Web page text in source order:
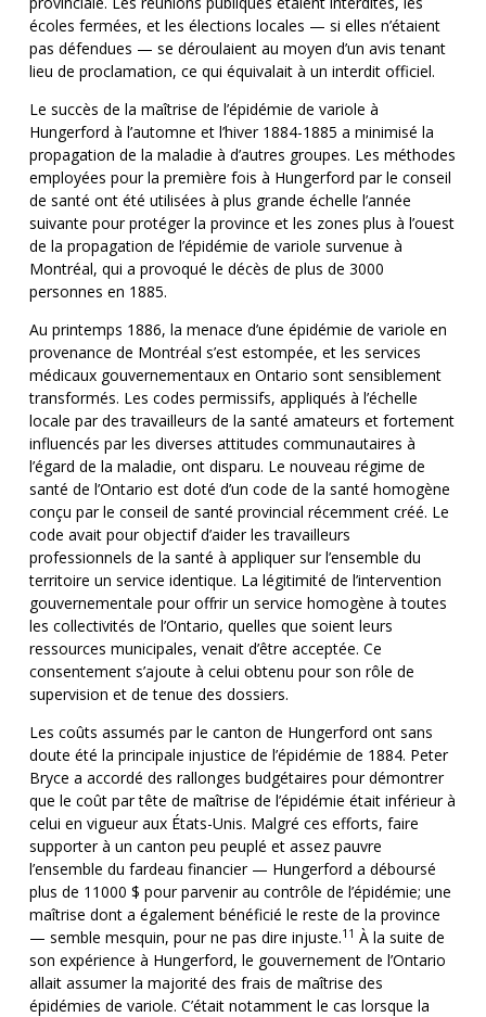
écoles fermées, et les élections locales — si elles n’étaient
pas défendues — se déroulaient au moyen d’un avis tenant
lieu de proclamation, ce qui équivalait à un interdit officiel.
Le succès de la maîtrise de l’épidémie de variole à
Hungerford à l’automne et l’hiver 1884-1885 a minimisé la
propagation de la maladie à d’autres groupes. Les méthodes
employées pour la première fois à Hungerford par le conseil
de santé ont été utilisées à plus grande échelle l’année
suivante pour protéger la province et les zones plus à l’ouest
de la propagation de l’épidémie de variole survenue à
Montréal, qui a provoqué le décès de plus de 3000
personnes en 1885.
Au printemps 1886, la menace d’une épidémie de variole en
provenance de Montréal s’est estompée, et les services
médicaux gouvernementaux en Ontario sont sensiblement
transformés. Les codes permissifs, appliqués à l’échelle
locale par des travailleurs de la santé amateurs et fortement
influencés par les diverses attitudes communautaires à
l’égard de la maladie, ont disparu. Le nouveau régime de
santé de l’Ontario est doté d’un code de la santé homogène
conçu par le conseil de santé provincial récemment créé. Le
code avait pour objectif d’aider les travailleurs
professionnels de la santé à appliquer sur l’ensemble du
territoire un service identique. La légitimité de l’intervention
gouvernementale pour offrir un service homogène à toutes
les collectivités de l’Ontario, quelles que soient leurs
ressources municipales, venait d’être acceptée. Ce
consentement s’ajoute à celui obtenu pour son rôle de
supervision et de tenue des dossiers.
Les coûts assumés par le canton de Hungerford ont sans
doute été la principale injustice de l’épidémie de 1884. Peter
Bryce a accordé des rallonges budgétaires pour démontrer
que le coût par tête de maîtrise de l’épidémie était inférieur à
celui en vigueur aux États-Unis. Malgré ces efforts, faire
supporter à un canton peu peuplé et assez pauvre
l’ensemble du fardeau financier — Hungerford a déboursé
plus de 11000 $ pour parvenir au contrôle de l’épidémie; une
maîtrise dont a également bénéficié le reste de la province
— semble mesquin, pour ne pas dire injuste.11 À la suite de
son expérience à Hungerford, le gouvernement de l’Ontario
allait assumer la majorité des frais de maîtrise des
épidémies de variole. C’était notamment le cas lorsque la